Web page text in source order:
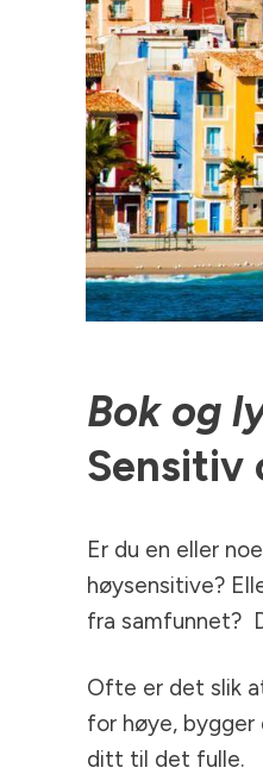
Bokog
Sensitiv
Er du en eller
høysensitive?
fra samfunnet?
Ofte er det slik
for høye, bygger
ditt til det fulle.